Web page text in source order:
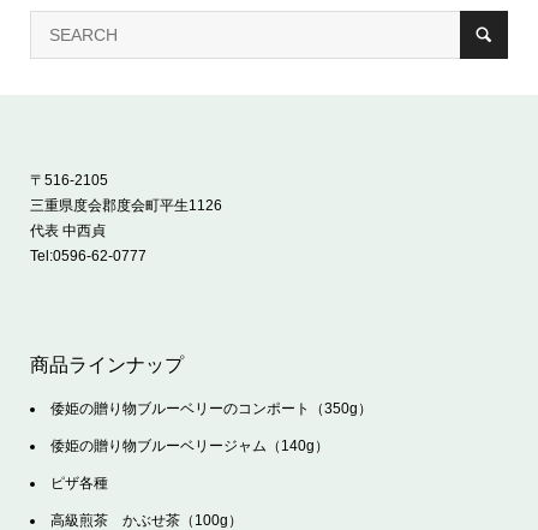
〒516-2105
三重県度会郡度会町平生1126
代表 中西貞
Tel:0596-62-0777
商品ラインナップ
倭姫の贈り物ブルーベリーのコンポート（350g）
倭姫の贈り物ブルーベリージャム（140g）
ピザ各種
高級煎茶 かぶせ茶（100g）